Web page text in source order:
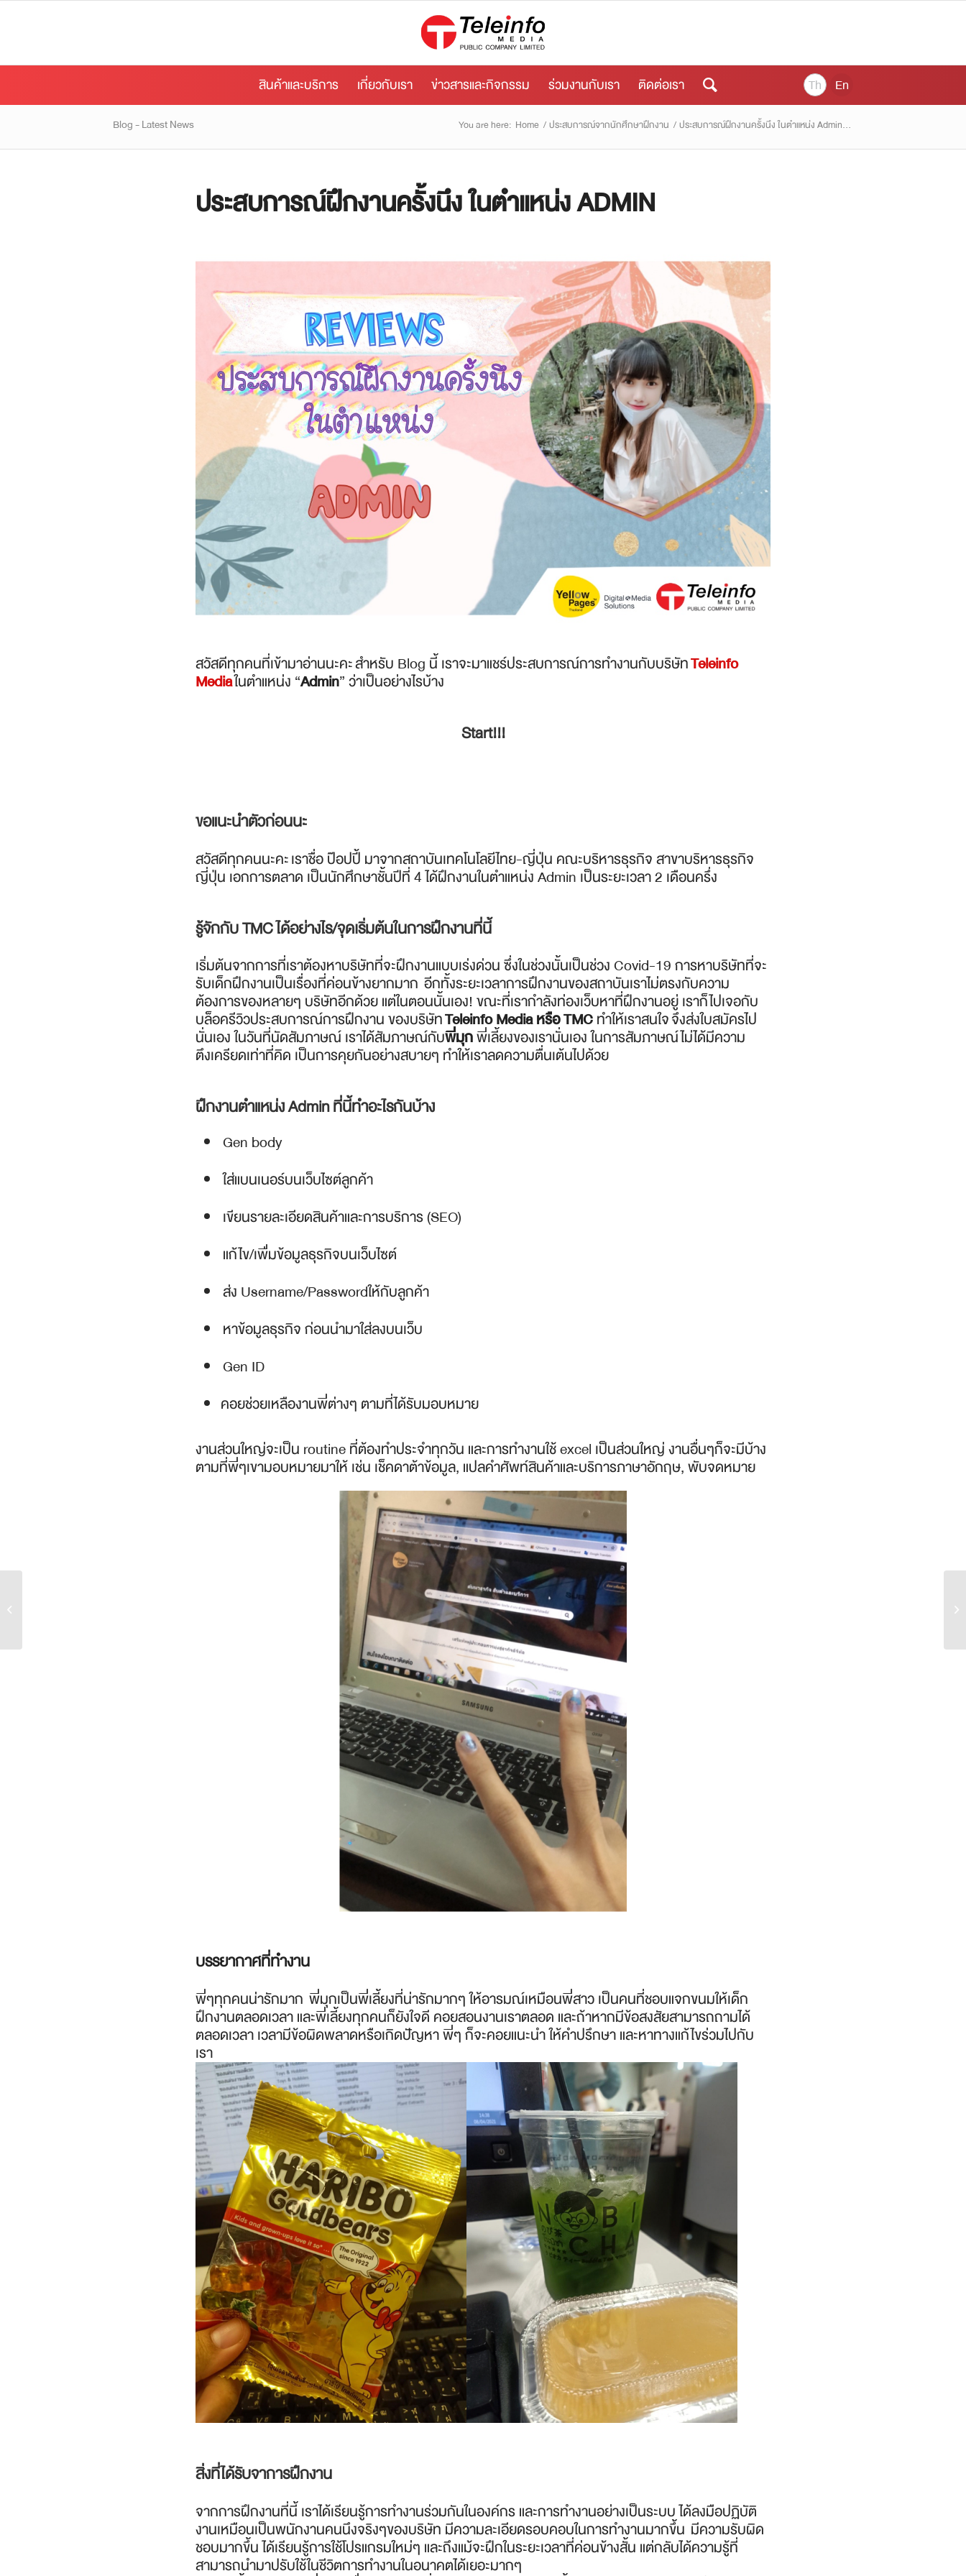
สินค้าและบริการ เกี่ยวกับเรา ข่าวสารและกิจกรรม ร่วมงานกับเรา ติดต่อเรา En
Th
Blog - Latest News You are here: Home /ประสบการณ์จากนักศึกษาฝึกงาน /ประสบการณ์ฝึกงานครั้งนึง ในตำแหน่ง Admin...
ประสบการณ์ฝึกงานครั้งนึง ในตำแหน่ง ADMIN
สวัสดีทุกคนที่เข้ามาอ่านนะคะ สำหรับ Blog นี้ เราจะมาแชร์ประสบการณ์การทำงานกับบริษัทTeleinfo
Mediaในตำแหน่ง “Admin” ว่าเป็นอย่างไรบ้าง
Start!!!
ขอแนะนำตัวก่อนนะ
สวัสดีทุกคนนะคะ เราชื่อ ป๊อปปี้ มาจากสถาบันเทคโนโลยีไทย-ญี่ปุ่น คณะบริหารธุรกิจ สาขาบริหารธุรกิจ
ญี่ปุ่น เอกการตลาด เป็นนักศึกษาชั้นปีที่ 4 ได้ฝึกงานในตำแหน่ง Admin เป็นระยะเวลา 2 เดือนครึ่ง
รู้จักกับ TMC ได้อย่างไร/จุดเริ่มต้นในการฝึกงานที่นี้
เริ่มต้นจากการที่เราต้องหาบริษัทที่จะฝึกงานแบบเร่งด่วน ซึ่งในช่วงนั้นเป็นช่วง Covid-19 การหาบริษัทที่จะ
รับเด็กฝึกงานเป็นเรื่องที่ค่อนข้างยากมาก อีกทั้งระยะเวลาการฝึกงานของสถาบันเราไม่ตรงกับความ
ต้องการของหลายๆ บริษัทอีกด้วย แต่ในตอนนั้นเอง! ขณะที่เรากำลังท่องเว็บหาที่ฝึกงานอยู่ เราก็ไปเจอกับ
บล็อครีวิวประสบการณ์การฝึกงาน ของบริษัทTeleinfo Media หรือ TMCทำให้เราสนใจ จึงส่งใบสมัครไป
นั่นเอง ในวันที่นัดสัมภาษณ์ เราได้สัมภาษณ์กับพี่มุกพี่เลี้ยงของเรานั่นเอง ในการสัมภาษณ์ไม่ได้มีความ
ตึงเครียดเท่าที่คิด เป็นการคุยกันอย่างสบายๆ ทำให้เราลดความตื่นเต้นไปด้วย
ฝึกงานตำแหน่ง Admin ที่นี้ทำอะไรกันบ้าง
Gen body
ใส่แบนเนอร์บนเว็บไซต์ลูกค้า
เขียนรายละเอียดสินค้าและการบริการ (SEO)
แก้ไข/เพื่มข้อมูลธุรกิจบนเว็บไซต์
ส่ง Username/Passwordให้กับลูกค้า
หาข้อมูลธุรกิจ ก่อนนำมาใส่ลงบนเว็บ
Gen ID
คอยช่วยเหลืองานพี่ต่างๆ ตามที่ได้รับมอบหมาย
งานส่วนใหญ่จะเป็น routine ที่ต้องทำประจำทุกวัน และการทำงานใช้ excel เป็นส่วนใหญ่ งานอื่นๆก็จะมีบ้าง
ตามที่พี่ๆเขามอบหมายมาให้ เช่น เช็คดาต้าข้อมูล, แปลคำศัพท์สินค้าและบริการภาษาอักฤษ, พับจดหมาย
บรรยากาศที่ทำงาน
พี่ๆทุกคนน่ารักมาก พี่มุกเป็นพี่เลี้ยงที่น่ารักมากๆ ให้อารมณ์เหมือนพี่สาว เป็นคนที่ชอบแจกขนมให้เด็ก
ฝึกงานตลอดเวลา และพี่เลี้ยงทุกคนก็ยังใจดี คอยสอนงานเราตลอด และถ้าหากมีข้อสงสัยสามารถถามได้
ตลอดเวลา เวลามีข้อผิดพลาดหรือเกิดปัญหา พี่ๆ ก็จะคอยแนะนำ ให้คำปรึกษา และหาทางแก้ไขร่วมไปกับ
เรา
สิ่งที่ได้รับจาการฝึกงาน
จากการฝึกงานที่นี้ เราได้เรียนรู้การทำงานร่วมกันในองค์กร และการทำงานอย่างเป็นระบบ ได้ลงมือปฏิบัติ
งานเหมือนเป็นพนักงานคนนึงจริงๆของบริษัท มีความละเอียดรอบคอบในการทำงานมากขึ้น มีความรับผิด
ชอบมากขึ้น ได้เรียนรู้การใช้โปรแกรมใหม่ๆ และถึงแม้จะฝึกในระยะเวลาที่ค่อนข้างสั้น แต่กลับได้ความรู้ที่
สามารถนำมาปรับใช้ในชีวิตการทำงานในอนาคตได้เยอะมากๆ